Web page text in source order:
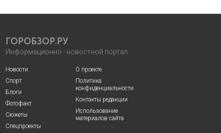
ГОРОБЗОР.РУ
Информационно - новостной портал
Новости
Спорт
Блоги
Фотофакт
Сюжеты
Спецпроекты
О проекте
Политика
конфиденциальности
Контакты редакции
Использование
материалов сайта